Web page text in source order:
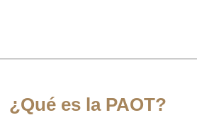
¿Qué es la PAOT?